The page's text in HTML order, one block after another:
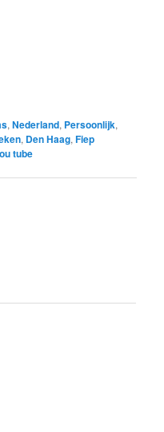
,Nederland, Persoonlijk,
, Den Haag,Fiep
tube